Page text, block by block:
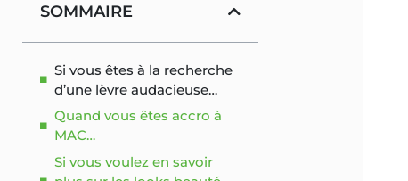
SOMMAIRE
Si vous êtes à la recherche
d’une lèvre audacieuse…
Quand vous êtes accro à
MAC…
Si vous voulez en savoir